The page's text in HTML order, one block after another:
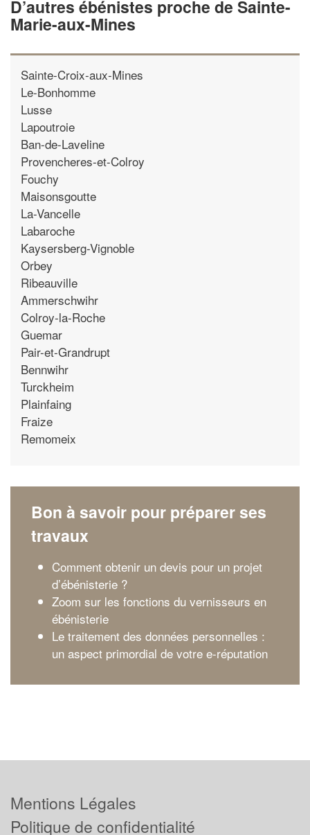
D’autres ébénistes proche de Sainte-
Marie-aux-Mines
Sainte-Croix-aux-Mines
Le-Bonhomme
Lusse
Lapoutroie
Ban-de-Laveline
Provencheres-et-Colroy
Fouchy
Maisonsgoutte
La-Vancelle
Labaroche
Kaysersberg-Vignoble
Orbey
Ribeauville
Ammerschwihr
Colroy-la-Roche
Guemar
Pair-et-Grandrupt
Bennwihr
Turckheim
Plainfaing
Fraize
Remomeix
Bon à savoir pour préparer ses
travaux
Comment obtenir un devis pour un projet
d’ébénisterie ?
Zoom sur les fonctions du vernisseurs en
ébénisterie
Le traitement des données personnelles :
un aspect primordial de votre e-réputation
Mentions Légales
Politique de confidentialité